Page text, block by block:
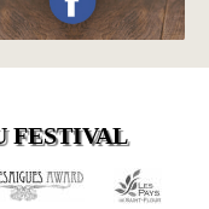
FESTIVAL